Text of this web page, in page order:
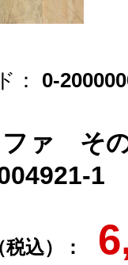
： 0-
ファ そ
1
込）：